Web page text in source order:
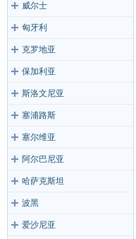
威尔士
匈牙利
克罗地亚
保加利亚
斯洛文尼亚
塞浦路斯
塞尔维亚
阿尔巴尼亚
哈萨克斯坦
波黑
爱沙尼亚